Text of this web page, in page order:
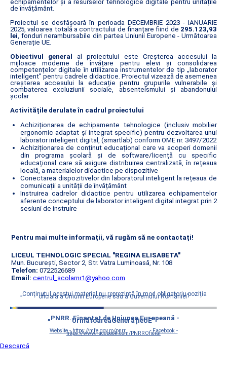
echipamentelor și a resurselor tehnologice digitale pentru unitățile
de învățământ.
Proiectul se desfășoară în perioada DECEMBRIE 2023 - IANUARIE
2025, valoarea totală a contractului de finanțare fiind de 295.123,93
lei, fonduri nerambursabile din partea Uniunii Europene - Următoarea
Generație UE.
Obiectivul general
al proiectului este Creșterea accesului la
mijloace moderne de învățare pentru elevi și consolidarea
competențelor digitale în utilizarea instrumentelor de tip „laborator
inteligent” pentru cadrele didactice. Proiectul vizează de asemenea
creșterea accesului la educație pentru grupurile vulnerabile și
combaterea excluziunii sociale, absenteismului și abandonului
școlar
Activitățile derulate în cadrul proiectului
Achiziționarea de echipamente tehnologice (inclusiv mobilier
ergonomic adaptat și integrat specific) pentru dezvoltarea unui
laborator inteligent digital, (smartlab) conform OME nr. 3497/2022
Achiziționarea de conținut educațional care va acoperi domenii
din programa școlară și de software/licență cu specific
educațional care să asigure distribuirea centralizată, în rețeaua
locală, a materialelor didactice pe dispozitive
Conectarea dispozitivelor din laboratorul inteligent la rețeaua de
comunicații a unității de învățământ
Instruirea cadrelor didactice pentru utilizarea echipamentelor
aferente conceptului de laborator inteligent digital integrat prin 2
sesiuni de instruire
Pentru mai multe informații, vă rugăm să ne contactați!
LICEUL TEHNOLOGIC SPECIAL "REGINA ELISABETA"
Mun. București, Sector 2, Str. Vatra Luminoasă, Nr. 108
Telefon: 0722526689
Email: centrul_scolarnr1@yahoo.com
„Conţinutul acestui material nu reprezintă în mod obligatoriu poziţia
oficială a Uniunii Europene sau a Guvernului României”
„PNRR. Finanțat de Uniunea Europeană -
UrmătoareaGenerațieUE”
Website - https://mfe.gov.ro/pnrr Facebook -
https://www.facebook.com/PNRROficial
Descarcă